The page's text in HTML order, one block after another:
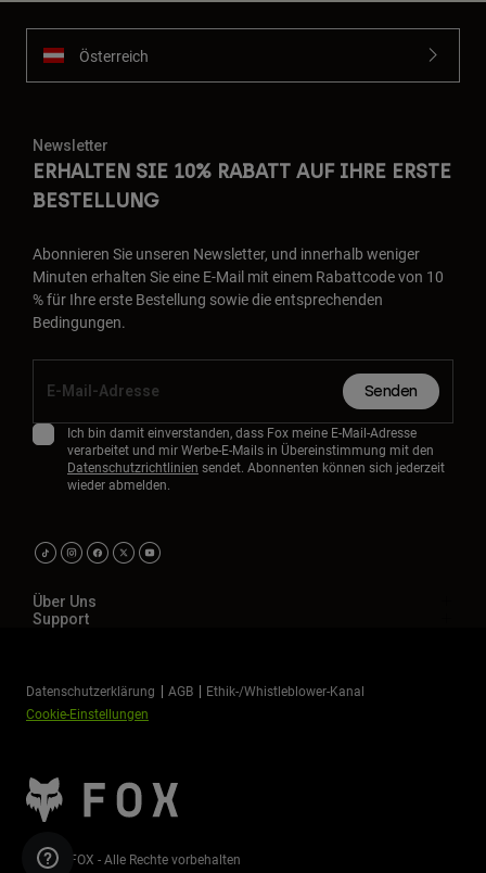
Österreich
Newsletter
ERHALTEN SIE 10% RABATT AUF IHRE ERSTE
BESTELLUNG
Abonnieren Sie unseren Newsletter, und innerhalb weniger
Minuten erhalten Sie eine E-Mail mit einem Rabattcode von 10
% für Ihre erste Bestellung sowie die entsprechenden
Bedingungen.
Senden
Ich bin damit einverstanden, dass Fox meine E-Mail-Adresse
verarbeitet und mir Werbe-E-Mails in Übereinstimmung mit den
Datenschutzrichtlinien sendet. Abonnenten können sich jederzeit
wieder abmelden.
Über Uns
Support
Datenschutzerklärung AGB
Ethik-/Whistleblower-Kanal
Cookie-Einstellungen
©2026 FOX - Alle Rechte vorbehalten